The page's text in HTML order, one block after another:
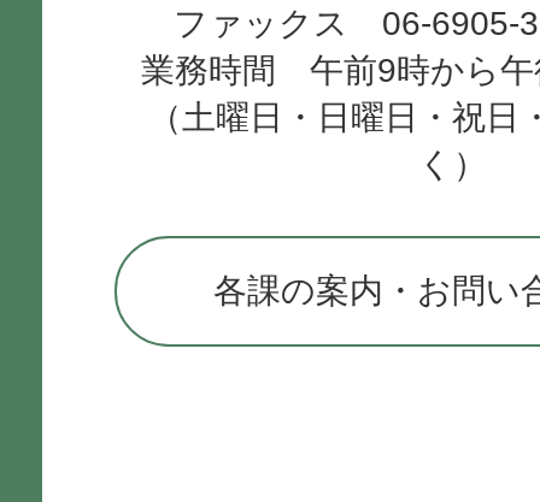
ファックス 06-6905-
業務時間 午前9時から午
（土曜日・日曜日・祝日
く）
各課の案内・お問い